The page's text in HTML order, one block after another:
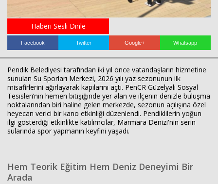
Haberi Sesli Dinle
Facebook Twitter Google+ Whatsapp
Pendik Belediyesi tarafından iki yıl önce vatandaşların hizmetine
sunulan Su Sporları Merkezi, 2026 yılı yaz sezonunun ilk
misafirlerini ağırlayarak kapılarını açtı. PenCR Güzelyalı Sosyal
Tesisleri’nin hemen bitişiğinde yer alan ve ilçenin denizle buluşma
noktalarından biri haline gelen merkezde, sezonun açılışına özel
heyecan verici bir kano etkinliği düzenlendi. Pendiklilerin yoğun
ilgi gösterdiği etkinlikte katılımcılar, Marmara Denizi'nin serin
sularında spor yapmanın keyfini yaşadı.
Hem Teorik Eğitim Hem Deniz Deneyimi Bir
Arada
Haberin Doğru Adresi.